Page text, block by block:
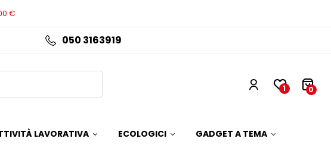
€
050 3163919
1 0
LAVORATIVA ECOLOGICI GADGET A TEMA